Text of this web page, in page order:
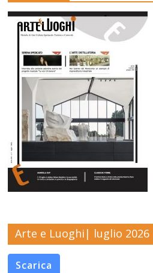
Arte e Luoghi| luglio 2026
Scarica